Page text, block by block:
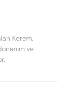
Kerem,
ve